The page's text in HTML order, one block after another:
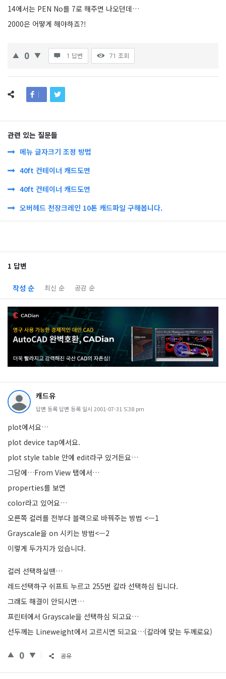
14에서는 PEN No를 7로 해주면 나오던데…
2000은 어떻게 해야하죠?!
0 1 답변 71 조회
관련 있는 질문들
메뉴 글자크기 조정 방법
40ft 컨테이너 캐드도면
40ft 컨테이너 캐드도면
오버헤드 천장크레인 10톤 캐드파일 구해봅니다.
1 답변
작성 순 최신 순 공감 순
캐드유
답변 등록 답변 등록 일시 2001-07-31 5:38 pm
plot에서요…
plot device tap에서요.
plot style table 안에 edit라구 있거든요…
그담에…From View 탭에서…
properties를 보면
color라고 있어요…
오른쪽 컬러를 전부다 블랙으로 바꿔주는 방법 <—1
Grayscale을 on 시키는 방법<—2
이렇게 두가지가 있습니다.
컬러 선택하실땐…
레드선택하구 쉬프트 누르고 255번 칼라 선택하심 됩니다.
그래도 해결이 안되시면…
프린터에서 Grayscale을 선택하심 되고요…
선두께는 Lineweight에서 고르시면 되고요…(칼라에 맞는 두께로요)
0 공유